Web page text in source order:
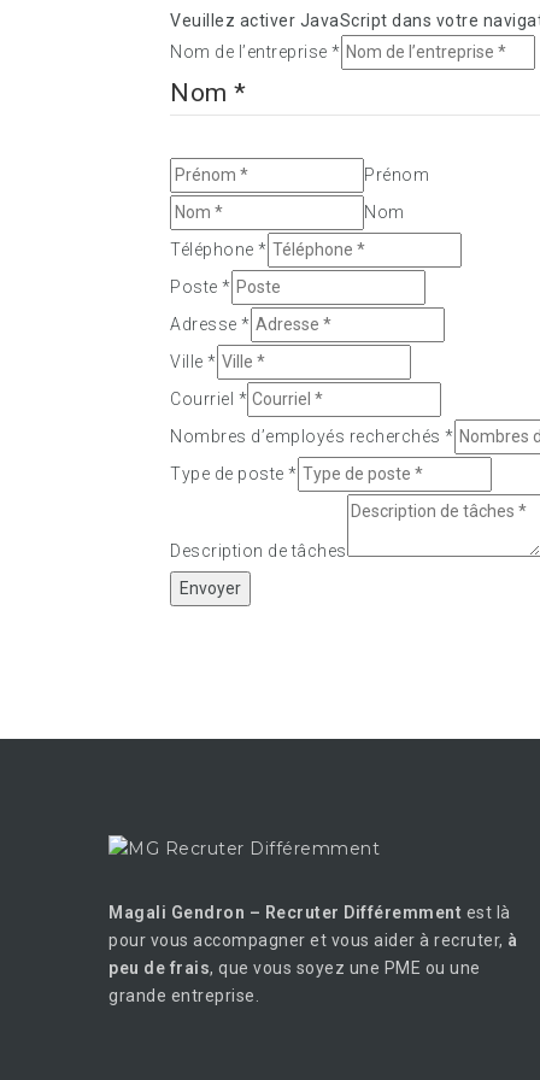
Veuillez activer JavaScript dans votre
Nom de l’entreprise*
Nom*
Prénom
Nom
Téléphone*
Poste*
Adresse*
Ville*
Courriel *
Nombres d’employés recherchés*
Type de poste*
Description de tâches
Envoyer
Magali Gendron – Recruter Différemment est là
pour vous accompagner et vous aider à recruter, à
peu de frais, que vous soyez une PME ou une
grande entreprise.